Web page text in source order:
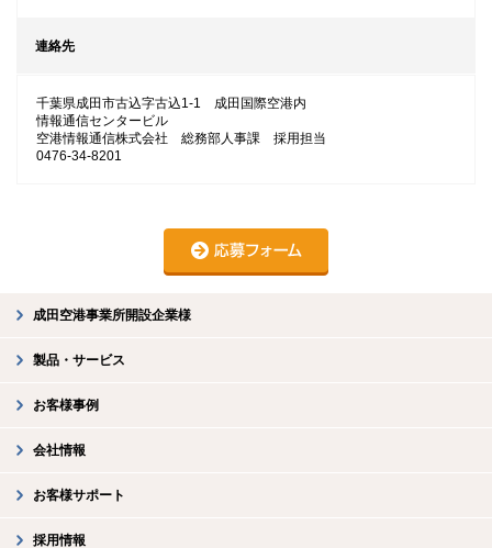
連絡先
千葉県成田市古込字古込1-1 成田国際空港内
情報通信センタービル
空港情報通信株式会社 総務部人事課 採用担当
0476-34-8201
成田空港事業所開設企業様
製品・サービス
お客様事例
会社情報
お客様サポート
採用情報